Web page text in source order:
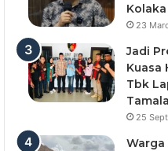
Kolaka
23
Jadi
Kuasa
Tbk
25
Warga